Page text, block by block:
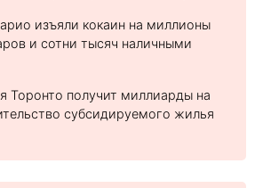
изъяли кокаин на миллионы
и сотни тысяч наличными
Торонто получит миллиарды на
субсидируемого жилья